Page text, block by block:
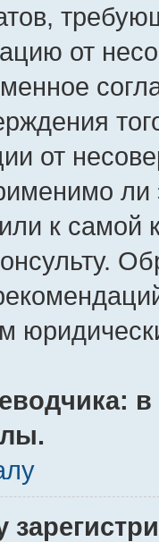
от
от
ли
к самой